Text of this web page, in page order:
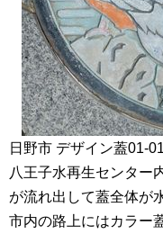
日野市 デザイン蓋01-01
八王子水再生センター
が流れ出して蓋全体が
市内の路上にはカラー